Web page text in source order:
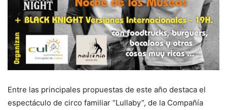
Entre las principales propuestas de este año destaca el
espectáculo de circo familiar “Lullaby”, de la Compañía